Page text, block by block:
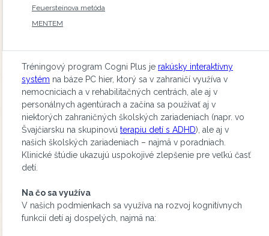
Feuersteinova metóda
MENTEM
Tréningový program Cogni Plus je rakúsky interaktívny
systém na báze PC hier, ktorý sa v zahraničí využíva v
nemocniciach a v rehabilitačných centrách, ale aj v
personálnych agentúrach a začína sa používať aj v
niektorých zahraničných školských zariadeniach (napr. vo
Švajčiarsku na skupinovú terapiu detí s ADHD), ale aj v
našich školských zariadeniach – najmä v poradniach.
Klinické štúdie ukazujú uspokojivé zlepšenie pre veľkú časť
detí.
Na čo sa využíva
V našich podmienkach sa využíva na rozvoj kognitívnych
funkcií detí aj dospelých, najmä na: